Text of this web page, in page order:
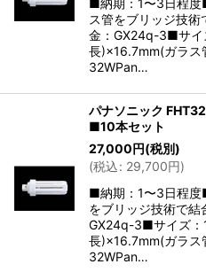
■納期：1〜3日程度
ス管をブリッジ技
金：GX24q-3■サイ
長)×16.7mm(ガラス
32WPan…
パナソニック
■10本セット
27,000円(税別)
(税込: 29,700円)
■納期：1〜3日程度
をブリッジ技術で結
GX24q-3■サイズ
長)×16.7mm(ガラス
32WPan…